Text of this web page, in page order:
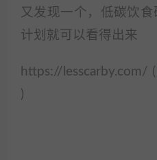
又发现一个，低碳饮
计划就可以看得出来
https://lesscarby.com/
)